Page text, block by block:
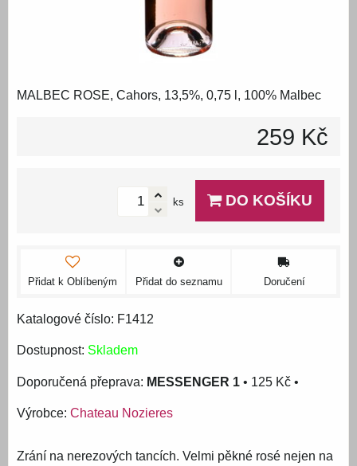
MALBEC ROSE, Cahors, 13,5%, 0,75 l, 100% Malbec
259 Kč
ks DO KOŠÍKU
Přidat k Oblíbeným Přidat do seznamu Doručení
Katalogové číslo: F1412
Dostupnost: Skladem
MESSENGER 1 • 125 Kč •
Výrobce: Chateau Nozieres
Zrání na nerezových tancích. Velmi pěkné rosé nejen na